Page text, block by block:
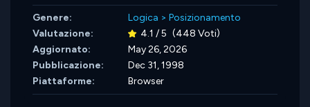
Genere: Logica > Posizionamento
Valutazione:
4.1 / 5 (448 Voti)
Aggiornato:
May 26, 2026
Pubblicazione:
Dec 31, 1998
Piattaforme:
Browser